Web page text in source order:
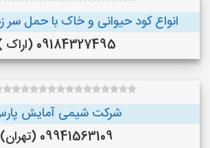
انواع کود حیوانی و خاک با حمل سر
09184327495 (اراک )
شرکت شیمی آمایش
09941563109 (تهران)